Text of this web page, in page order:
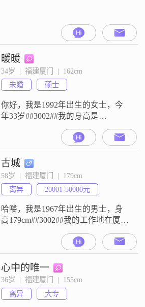
暖暖
34岁  |  福建厦门  |  162cm
未婚
硕士
你好，我是1992年出生的女士，今
年33岁##3002##我的身高是
162cm##3002##目前我的月收入在
5001元到8000元这个区间##3002##
我的工作地点在厦门##3002##我的
学历是硕士##3002##在性格方面，
我是一个温柔体贴的人，平时会细
心关照身边的人##3002##我也是一
个善解人意的人，愿意
古城
58岁  |  福建厦门  |  179cm
离异
20001-50000元
哈喽，我是1967年出生的男士，身
高179cm##3002##我的工作地在厦
门，学历是大专，目前的月收入在
12001到20000元之间##3002##关于
我的性格和观念，大家都说我是个
稳重可靠的人，平时待人温和友善
##3002##在相处中，我认为相互尊
重是基础，也习惯坦诚沟通，这样
相处起来才舒服##3002##我是一个
心中的唯一
36岁  |  福建厦门  |  155cm
离异
大专